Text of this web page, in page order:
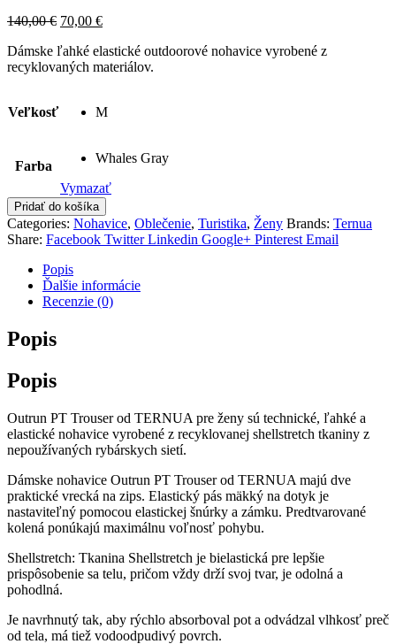
140,00€ Pôvodná
bola:
140,00 €.
70,00 €Aktuálna
je:
70,00 €.
Dámske ľahké elastické outdoorové nohavice vyrobené z
recyklovaných materiálov.
Veľkosť M
Farba
Whales Gray
Vymazať
Pridať do košíka
Categories: Nohavice, Oblečenie, Turistika, Ženy Brands: Ternua
Share: Facebook Twitter Linkedin Google+ Pinterest Email
Popis
Ďalšie informácie
Recenzie (0)
Popis
Popis
Outrun PT Trouser od TERNUA pre ženy sú technické, ľahké a
elastické nohavice vyrobené z recyklovanej shellstretch tkaniny z
nepoužívaných rybárskych sietí.
Dámske nohavice Outrun PT Trouser od TERNUA majú dve
praktické vrecká na zips. Elastický pás mäkký na dotyk je
nastaviteľný pomocou elastickej šnúrky a zámku. Predtvarované
kolená ponúkajú maximálnu voľnosť pohybu.
Shellstretch: Tkanina Shellstretch je bielastická pre lepšie
prispôsobenie sa telu, pričom vždy drží svoj tvar, je odolná a
pohodlná.
Je navrhnutý tak, aby rýchlo absorboval pot a odvádzal vlhkosť preč
od tela, má tiež vodoodpudivý povrch.